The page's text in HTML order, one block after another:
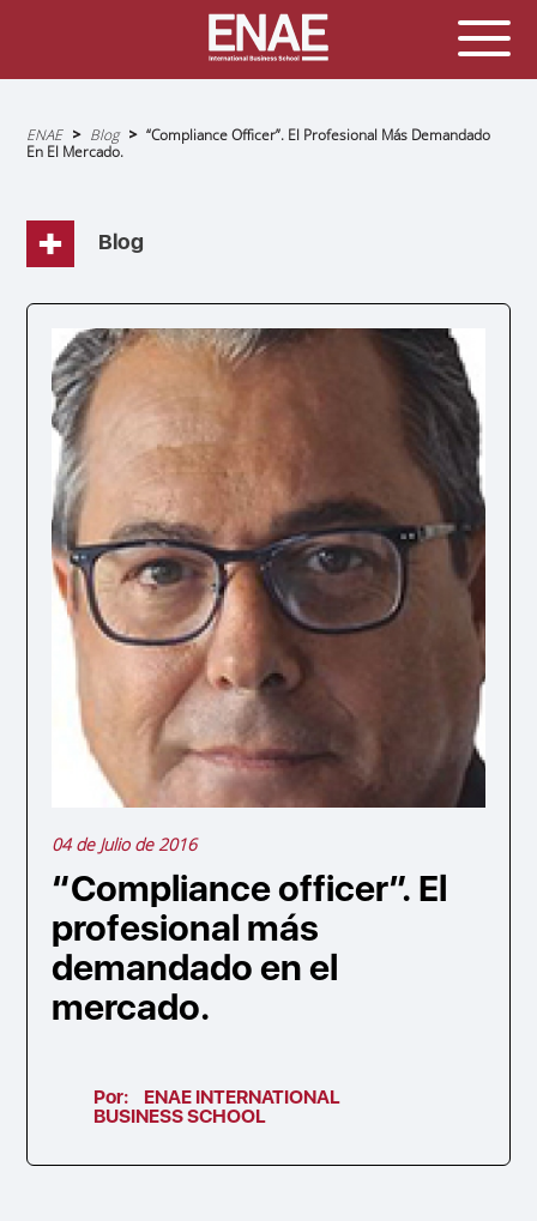
Sobrescribir
enlaces
de
navegación
ENAE Blog
“Compliance Officer”. El Profesional Más Demandado
En El Mercado.
Blog
04 de Julio de 2016
“Compliance officer”. El
profesional más
demandado en el
mercado.
Por:
ENAE INTERNATIONAL
BUSINESS SCHOOL